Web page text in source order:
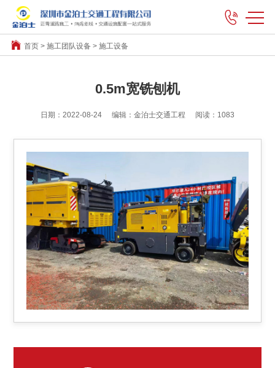
首页> 施工团队设备 > 施工设备
0.5m宽铣刨机
日期：2022-08-24 编辑：金泊士交通工程 阅读：1083